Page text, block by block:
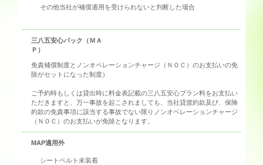
その他当社が補償適用を受けられないと判断した場合
三八五安心パック（ＭＡ
Ｐ）
免責補償制度とノンオペレーションチャージ（ＮＯＣ）のお支払いの免
除がセットになった制度）
ご予約時もしくは貸出時に料金表記載の三八五安心プラン料をお支払い
ただきますと、万一事故を起こされましても、当社貸渡約款及び、保険
約款の免責事項に該当する事故でない限りノンオペレーションチャージ
（ＮＯＣ）のお支払いが免除となります。
MAP適用外
シートベルト未装着